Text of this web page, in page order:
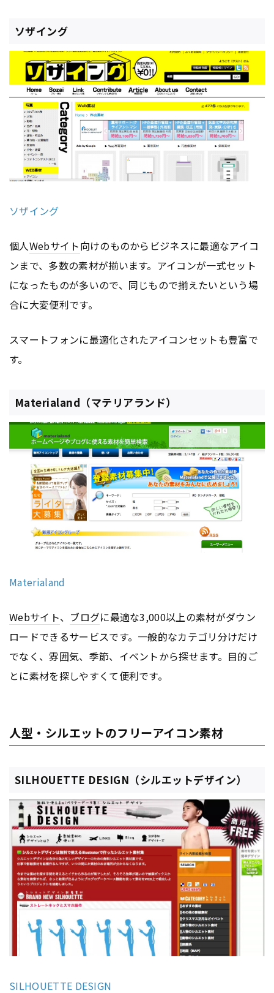
ソザイング
ソザイング
個人Webサイト向けのものからビジネスに最適なアイコ
ンまで、多数の素材が揃います。アイコンが一式セット
になったものが多いので、同じもので揃えたいという場
合に大変便利です。
スマートフォンに最適化されたアイコンセットも豊富で
す。
Materialand（マテリアランド）
Materialand
Webサイト、 ブログに最適な3,000以上の素材がダウン
ロードできるサービスです。一般的なカテゴリ分けだけ
でなく、雰囲気、季節、イベントから探せます。目的ご
とに素材を探しやすくて便利です。
人型・シルエットのフリーアイコン素材
SILHOUETTE DESIGN（シルエットデザイン）
SILHOUETTE DESIGN